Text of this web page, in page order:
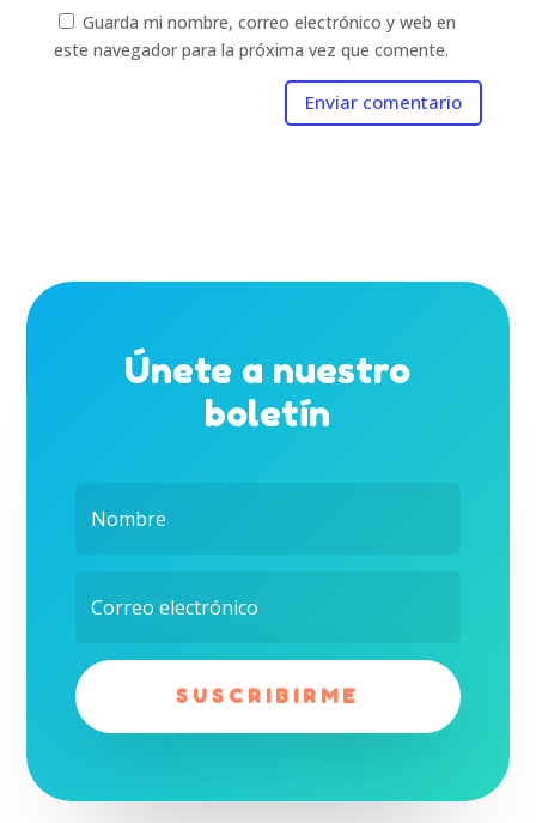
Guarda mi nombre, correo electrónico y web en
este navegador para la próxima vez que comente.
Enviar comentario
Únete a nuestro
boletín
SUSCRIBIRME